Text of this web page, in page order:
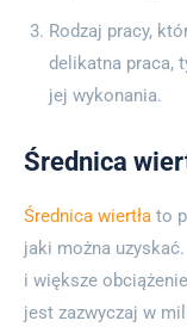
Rodzaj pracy,
delikatna praca,
jej wykonania.
Średnica
Średnica wiertła to
jaki można
i większe
jest zazwyczaj w